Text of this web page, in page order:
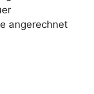
angerechnet